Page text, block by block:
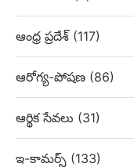
ఆంధ్ర ప్రదేశ్ (117)
ఆరోగ్య-పోషణ (86)
ఆర్థిక సేవలు (31)
ఇ-కామర్స్ (133)